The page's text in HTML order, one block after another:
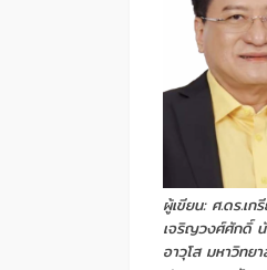
ผู้เขียน: ศ.ดร.เก
เจริญวงศ์ศักดิ์ นั
อาวุโส มหาวิทย